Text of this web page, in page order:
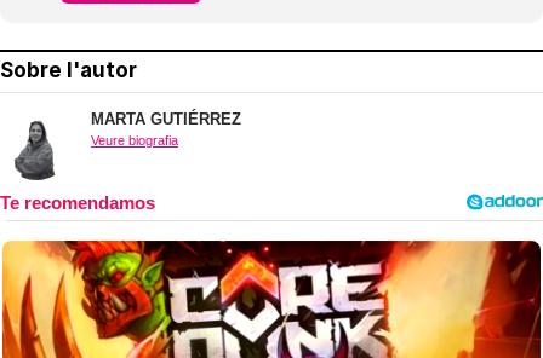
Sobre l'autor
MARTA GUTIÉRREZ
Veure biografia